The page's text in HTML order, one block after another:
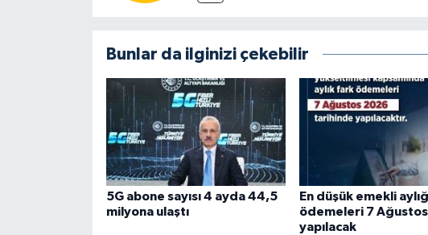
Bunlar da ilginizi çekebilir
5G abone sayısı 4 ayda 44,5
milyona ulaştı
En düşük emekli
ödemeleri 7
yapılacak